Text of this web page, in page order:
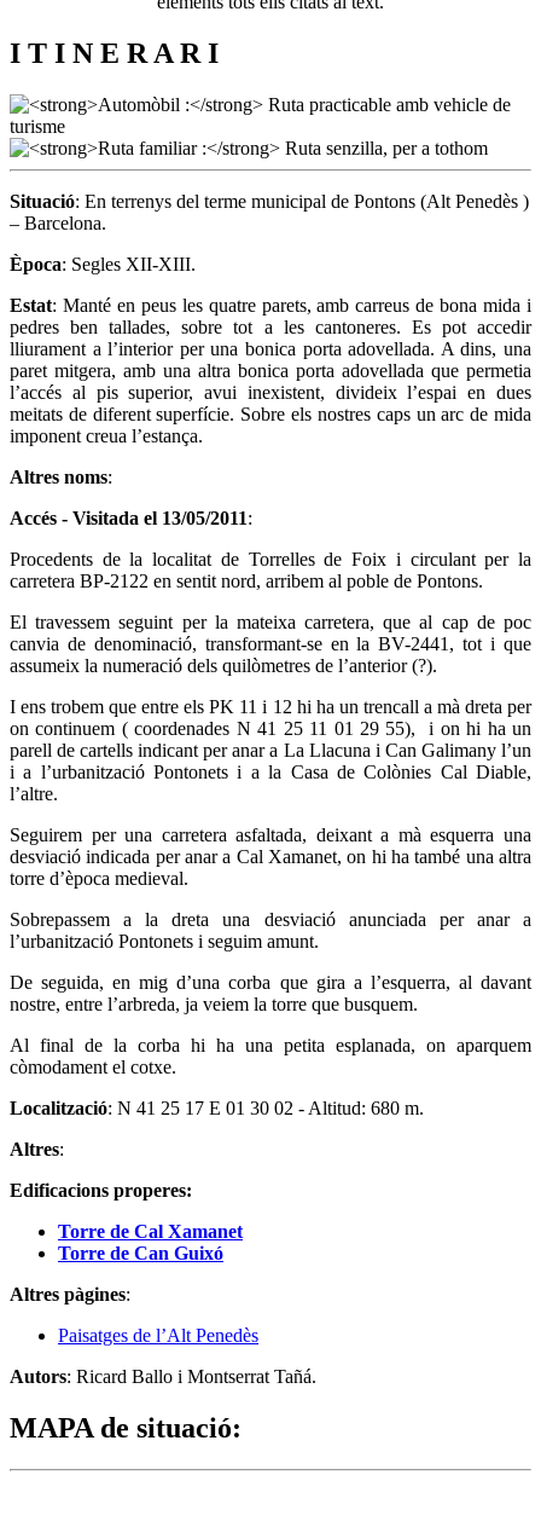
I T I N E R A R I
Situació: En terrenys del terme municipal de Pontons (Alt Penedès )
– Barcelona.
Època: Segles XII-XIII.
Estat: Manté en peus les quatre parets, amb carreus de bona mida i
pedres ben tallades, sobre tot a les cantoneres. Es pot accedir
lliurament a l’interior per una bonica porta adovellada. A dins, una
paret mitgera, amb una altra bonica porta adovellada que permetia
l’accés al pis superior, avui inexistent, divideix l’espai en dues
meitats de diferent superfície. Sobre els nostres caps un arc de mida
imponent creua l’estança.
Altres noms:
Accés - Visitada el 13/05/2011:
Procedents de la localitat de Torrelles de Foix i circulant per la
carretera BP-2122 en sentit nord, arribem al poble de Pontons.
El travessem seguint per la mateixa carretera, que al cap de poc
canvia de denominació, transformant-se en la BV-2441, tot i que
assumeix la numeració dels quilòmetres de l’anterior (?).
I ens trobem que entre els PK 11 i 12 hi ha un trencall a mà dreta per
on continuem ( coordenades N 41 25 11 01 29 55), i on hi ha un
parell de cartells indicant per anar a La Llacuna i Can Galimany l’un
i a l’urbanització Pontonets i a la Casa de Colònies Cal Diable,
l’altre.
Seguirem per una carretera asfaltada, deixant a mà esquerra una
desviació indicada per anar a Cal Xamanet, on hi ha també una altra
torre d’època medieval.
Sobrepassem a la dreta una desviació anunciada per anar a
l’urbanització Pontonets i seguim amunt.
De seguida, en mig d’una corba que gira a l’esquerra, al davant
nostre, entre l’arbreda, ja veiem la torre que busquem.
Al final de la corba hi ha una petita esplanada, on aparquem
còmodament el cotxe.
Localització: N 41 25 17 E 01 30 02 - Altitud: 680 m.
Altres:
Edificacions properes:
Torre de Cal Xamanet
Torre de Can Guixó
Altres pàgines:
Paisatges de l’Alt Penedès
Autors: Ricard Ballo i Montserrat Tañá.
MAPA de situació: